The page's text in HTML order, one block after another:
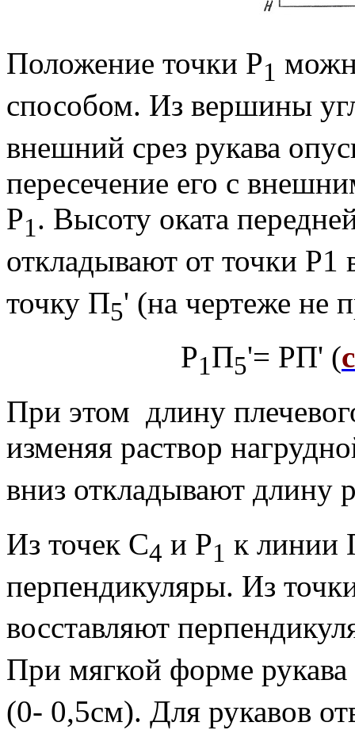
Положение точки Р1
способом. Из вершины
внешний срез рукава
пересечение его с
Р1. Высоту оката
откладывают от точки Р1
точку П5' (на чертеже не
Р1П5'= РП' (
При этом длину
изменяя раствор
вниз откладывают длину
Из точек С4 и Р1 к линии
перпендикуляры. Из
восставляют
При мягкой форме рукава
(0- 0,5см). Для рукавов